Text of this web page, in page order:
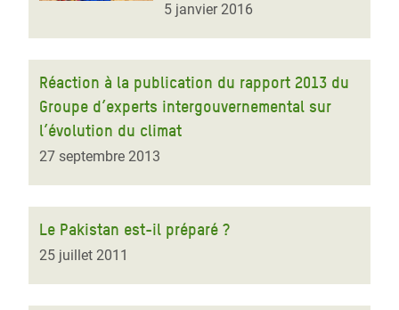
5 janvier 2016
Réaction à la publication du rapport 2013 du
Groupe d’experts intergouvernemental sur
l’évolution du climat
27 septembre 2013
Le Pakistan est-il préparé ?
25 juillet 2011